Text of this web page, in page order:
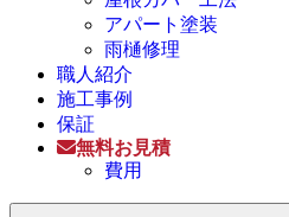
アパート塗装
雨樋修理
職人紹介
施工事例
保証
無料お見積
費用